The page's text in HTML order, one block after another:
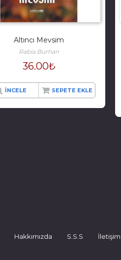
Altıncı Mevsim
Rabia Burhan
36.00₺
İNCELE SEPETE EKLE
Hakkımızda S.S.S İletişim